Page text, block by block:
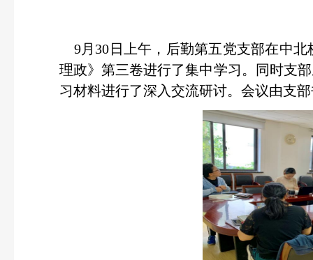
9月 30 日上午，后勤第五党支部在中北
理政》第三卷进行了集中学习。同时支
习材料进行了深入交流研讨。会议由支